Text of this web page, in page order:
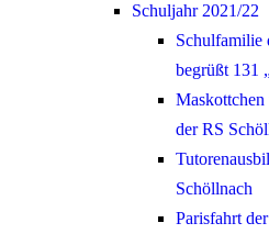
Schuljahr 2021/22
Schulfamilie
begrüßt 131
der RS
Schöllnach
Parisfahrt